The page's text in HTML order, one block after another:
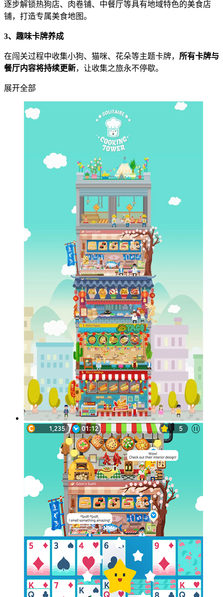
逐步解锁热狗店、肉卷铺、中餐厅等具有地域特色的美食店
铺，打造专属美食地图。
3、趣味卡牌养成
在闯关过程中收集小狗、猫咪、花朵等主题卡牌， 所有卡牌与
餐厅内容将持续更新，让收集之旅永不停歇。
展开全部